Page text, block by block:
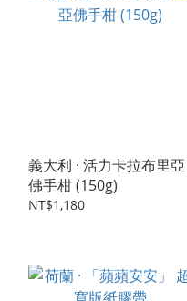
義大利 · 活力卡拉布里亞
佛手柑 (150g)
NT$1,180